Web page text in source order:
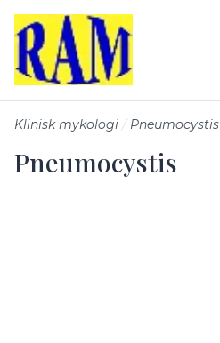
Klinisk mykologi Pneumocystis
Pneumocystis